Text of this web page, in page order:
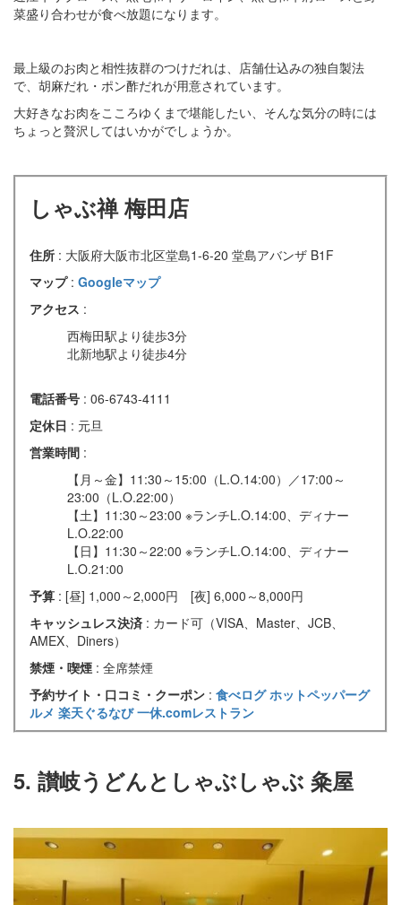
菜盛り合わせが食べ放題になります。
最上級のお肉と相性抜群のつけだれは、店舗仕込みの独自製法
で、胡麻だれ・ポン酢だれが用意されています。
大好きなお肉をこころゆくまで堪能したい、そんな気分の時には
ちょっと贅沢してはいかがでしょうか。
しゃぶ禅 梅田店
住所 : 大阪府大阪市北区堂島1-6-20 堂島アバンザ B1F
マップ : Googleマップ
アクセス :
西梅田駅より徒歩3分
北新地駅より徒歩4分
電話番号 : 06-6743-4111
定休日 : 元旦
営業時間 :
【月～金】11:30～15:00（L.O.14:00）／17:00～
23:00（L.O.22:00）
【土】11:30～23:00 ※ランチL.O.14:00、ディナー
L.O.22:00
【日】11:30～22:00 ※ランチL.O.14:00、ディナー
L.O.21:00
予算 : [昼] 1,000～2,000円 [夜] 6,000～8,000円
キャッシュレス決済 : カード可（VISA、Master、JCB、
AMEX、Diners）
禁煙・喫煙 : 全席禁煙
予約サイト・口コミ・クーポン : 食べログホットペッパーグ
ルメ 楽天ぐるなび一休.comレストラン
5. 讃岐うどんとしゃぶしゃぶ 粂屋